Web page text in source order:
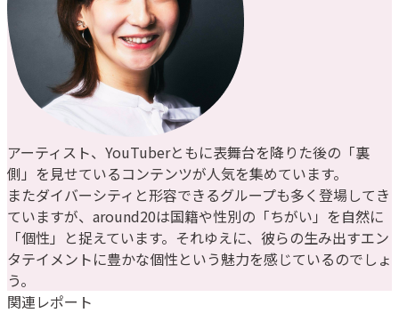
アーティスト、YouTuberともに表舞台を降りた後の「裏
側」を見せているコンテンツが人気を集めています。
またダイバーシティと形容できるグループも多く登場してき
ていますが、around20は国籍や性別の「ちがい」を自然に
「個性」と捉えています。それゆえに、彼らの生み出すエン
タテイメントに豊かな個性という魅力を感じているのでしょ
う。
関連レポート